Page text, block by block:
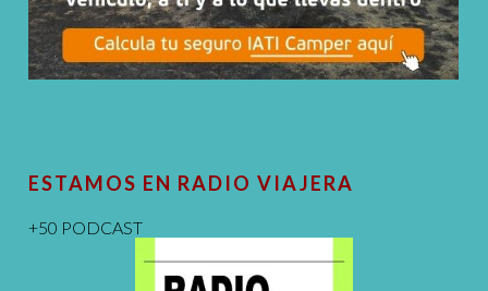
ESTAMOS EN RADIO VIAJERA
+50 PODCAST